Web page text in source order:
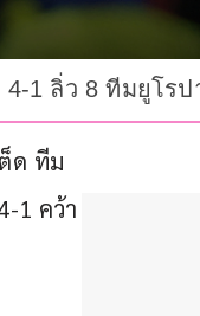
1 ลิ่ว 8 ทีมยูโรป
ด ทีม
1 คว้า